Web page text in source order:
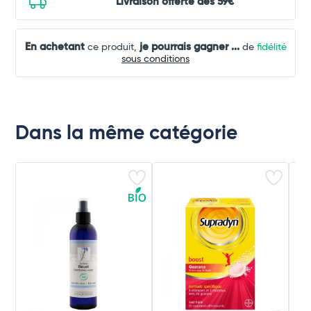
En achetantce produit, je pourrais gagner ...de fidélité
sous conditions
Dans la même catégorie